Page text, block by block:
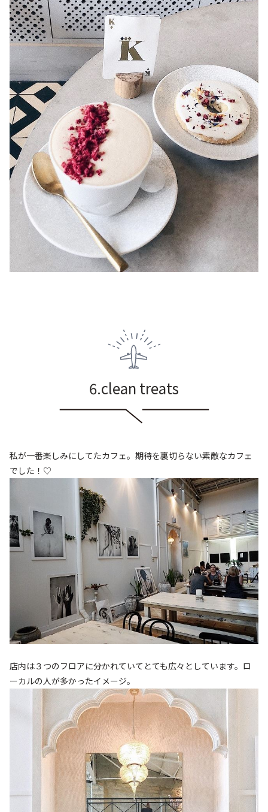
6.clean treats
私が一番楽しみにしてたカフェ。期待を裏切らない素敵なカフェ
でした！♡
店内は３つのフロアに分かれていてとても広々としています。ロ
ーカルの人が多かったイメージ。